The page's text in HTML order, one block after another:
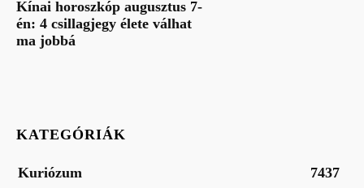
Kínai horoszkóp augusztus 7-
én: 4 csillagjegy élete válhat
ma jobbá
KATEGÓRIÁK
Kuriózum
7437